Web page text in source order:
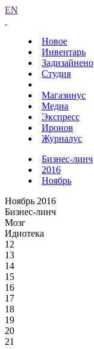
EN
Новое
Инвентарь
Задизайнено
Студия
Магазинус
Медиа
Экспресс
Иронов
Журналус
Бизнес-линч
2016
Ноябрь
Ноябрь 2016
Бизнес-линч
Мозг
Идиотека
12
13
14
15
16
17
18
19
20
21